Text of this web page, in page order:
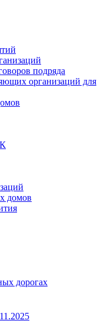
подряда
организаций для
домов
дорогах